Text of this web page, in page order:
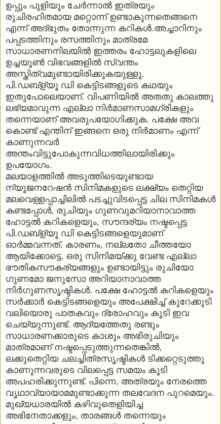
ഉപ്പും പുളിയും ചേര്‍ന്നാല്‍ ഇത്രയും
രുചിരഹിതമായ മറ്റൊന്ന് ഉണ്ടാകുന്നതെങ്ങനെ
എന്ന് അദ്ഭുതം തോന്നുന്ന കറികള്‍.അച്ചാറിനും
പപ്പടത്തിനും രസത്തിനും മാത്രമേ
സാധാരണനിലയില്‍ ഇത്തരം ഹോട്ടലുകളിലെ
ഉച്ചയൂണ്‍ വിഭവങ്ങളില്‍ സ്വന്തം
അസ്തിത്വമുണ്ടായിരിക്കുകയുള്ളൂ.
പി.ഡബ്‌ള്യൂ ഡി കെട്ടിടങ്ങളുടെ കഥയും
ഇതുപോലെയാണ്. വിപണിയില്‍ അതതു കാലത്തു
ലഭ്യമാവുന്ന എല്ലാ നിര്‍മാണസാമഗ്രികളും
തന്നെയാണ് അവരുപയോഗിക്കുക. പക്ഷേ അവ
കൊണ്ട് എന്തിന് ഇങ്ങനെ ഒരു നിര്‍മാണം എന്ന്
കാണുന്നവര്‍
അന്തംവിട്ടുപോകുന്നവിധത്തിലായിരിക്കും
ഉപയോഗം.
മലയാളത്തില്‍ അടുത്തിടെയുണ്ടായ
ന്യൂജനറേഷന്‍ സിനിമകളുടെ ലക്ഷ്യം തെറ്റിയ
മലവെള്ളപ്പാച്ചിലില്‍ പടച്ചുവിടപ്പെട്ട ചില സിനിമകള്‍
കണ്ടപ്പോള്‍, രുചിയും ഗുണവുമറിയാനാവാത്ത
ഹോട്ടല്‍ കറികളെയും, സൗന്ദര്യം നഷ്ടപ്പെട്ട
പി.ഡബ്‌ള്യൂ ഡി കെട്ടിടങ്ങളെയുമാണ്
ഓര്‍മ്മവന്നത്. കാരണം, നല്ലതോ ചീത്തയോ
ആയിക്കോട്ടെ, ഒരു സിനിമയ്ക്കു വേണ്ട എല്ലാ
ഭൗതികസൗകര്യങ്ങളും ഉണ്ടായിട്ടും രുചിയോ
ഗുണമോ ജനുസോ അറിയാനാവാത്ത
നിര്‍ഗുണസൃഷ്ടികള്‍. പക്ഷേ ഹോട്ടല്‍ കറികളെയും
സര്‍ക്കാര്‍ കെട്ടിടങ്ങളെയും അപേക്ഷിച്ച് കുറേക്കൂടി
വലിയൊരു പാതകവും ദ്രോഹവും കൂടി ഇവ
ചെയ്യുന്നുണ്ട്. ആദ്യത്തേതു രണ്ടും
സാധാരണക്കാരുടെ കാശും അഭിരുചിയും
മാത്രമാണ് നഷ്ടപ്പെടുത്തുന്നതെങ്കില്‍,
ലക്കുതെറ്റിയ ചലച്ചിത്രസൃഷ്ടികള്‍ ടിക്കറ്റെടുത്തു
കാണുന്നവരുടെ വിലപ്പെട്ട സമയം കൂടി
അപഹരിക്കുന്നുണ്ട്. പിന്നെ, അത്രയും നേരത്തെ
വൃഥാവ്യായാമമുണ്ടാക്കുന്ന തലവേദന പുറമെയും.
മുഖ്യധാരയില്‍ കഴിവുതെളിയിച്ച
അഭിനേതാക്കളും, താരങ്ങള്‍ തന്നെയും